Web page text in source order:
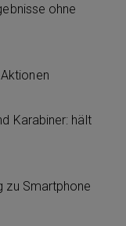
ohne
Karabiner: hält
zu Smartphone